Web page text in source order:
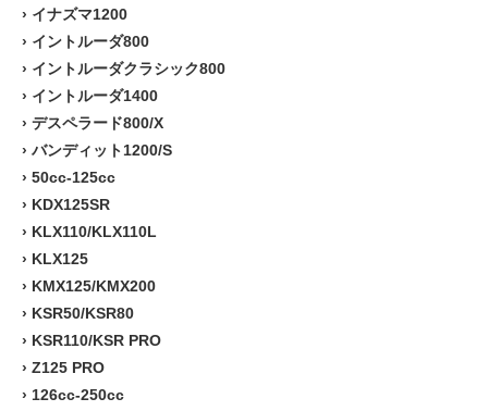
› イナズマ1200
› イントルーダ800
› イントルーダクラシック800
› イントルーダ1400
› デスペラード800/X
› バンディット1200/S
› 50cc-125cc
› KDX125SR
› KLX110/KLX110L
› KLX125
› KMX125/KMX200
› KSR50/KSR80
› KSR110/KSR PRO
› Z125 PRO
› 126cc-250cc